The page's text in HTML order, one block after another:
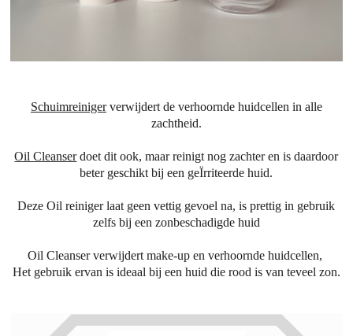
Schuimreinigerverwijdert de verhoornde huidcellen in alle
zachtheid.
Oil Cleanserdoet dit ook, maar reinigt nog zachter en is daardoor
beter geschikt bij een geÏrriteerde huid.
Deze Oil reiniger laat geen vettig gevoel na, is prettig in gebruik
zelfs bij een zonbeschadigde huid
Oil Cleanser verwijdert make-up en verhoornde huidcellen,
Het gebruik ervan is ideaal bij een huid die rood is van teveel zon.